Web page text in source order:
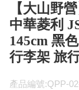
【大山野
中華菱利
145cm 黑
行李架 旅
產品編號:QPP-